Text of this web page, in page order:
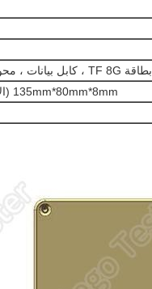
بطاقة TF 8G ، كابل بيانات ، محول طاقة ، وما إلى ذلك
135mm*80mm*8mm (الارتفاع*العرض*السمك)